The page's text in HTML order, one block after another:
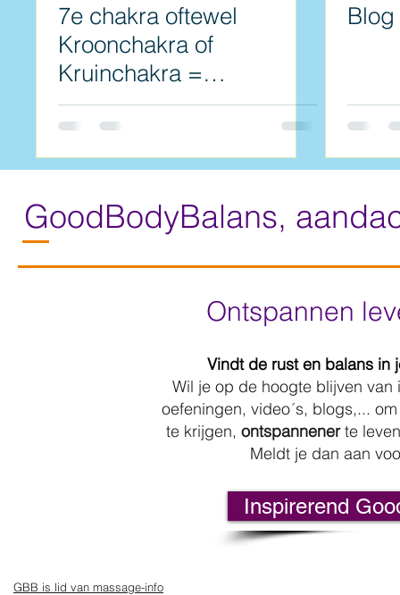
7e chakra oftewel
Kroonchakra of
Kruinchakra =
levensstroom
GoodBodyBalans,
Ontspannen
Vindt de rust en balans in
Wil je op de hoogte blijven van
oefeningen, video´s, blogs,...
te krijgen, ontspannener te
Meldt je dan aan
Inspirerend
GBB is lid van massage-info